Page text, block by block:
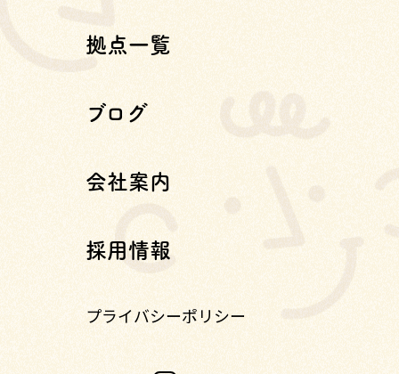
拠点一覧
ブログ
会社案内
採用情報
プライバシーポリシー